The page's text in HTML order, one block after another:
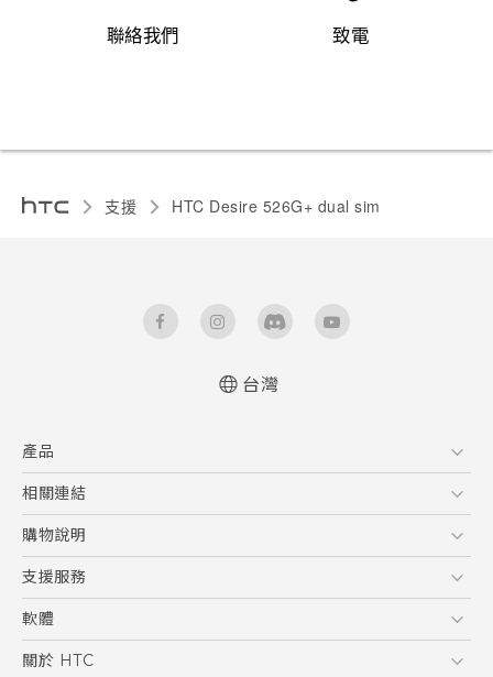
聯絡我們 致電
支援 HTC Desire 526G+ dual sim‎
台灣
產品
5G
智慧型手機
配件
相關連結
HTC Research
購物說明
購物須知
訂單管理
付款方式
支援服務
到府收送維修服務
服務中心資訊
軟體
應用程式
關於 HTC